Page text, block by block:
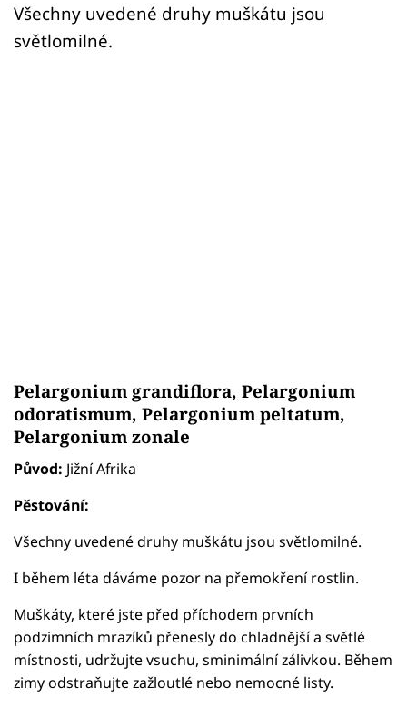
Sledujte nás
Všechny uvedené druhy muškátu jsou
světlomilné.
Pelargonium grandiflora, Pelargonium
odoratismum, Pelargonium peltatum,
Pelargonium zonale
Původ: Jižní Afrika
Pěstování:
Všechny uvedené druhy muškátu jsou světlomilné.
I během léta dáváme pozor na přemokření rostlin.
Muškáty, které jste před příchodem prvních
podzimních mrazíků přenesly do chladnější a světlé
místnosti, udržujte vsuchu, sminimální zálivkou. Během
zimy odstraňujte zažloutlé nebo nemocné listy.